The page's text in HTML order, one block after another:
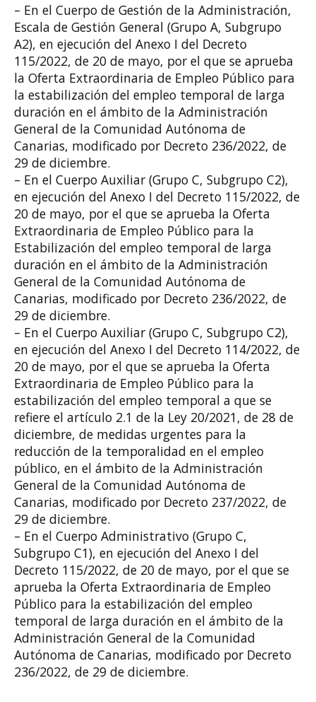
– En el Cuerpo de Gestión de la Administración,
Escala de Gestión General (Grupo A, Subgrupo
A2), en ejecución del Anexo I del Decreto
115/2022, de 20 de mayo, por el que se aprueba
la Oferta Extraordinaria de Empleo Público para
la estabilización del empleo temporal de larga
duración en el ámbito de la Administración
General de la Comunidad Autónoma de
Canarias, modificado por Decreto 236/2022, de
29 de diciembre.
– En el Cuerpo Auxiliar (Grupo C, Subgrupo C2),
en ejecución del Anexo I del Decreto 115/2022, de
20 de mayo, por el que se aprueba la Oferta
Extraordinaria de Empleo Público para la
Estabilización del empleo temporal de larga
duración en el ámbito de la Administración
General de la Comunidad Autónoma de
Canarias, modificado por Decreto 236/2022, de
29 de diciembre.
– En el Cuerpo Auxiliar (Grupo C, Subgrupo C2),
en ejecución del Anexo I del Decreto 114/2022, de
20 de mayo, por el que se aprueba la Oferta
Extraordinaria de Empleo Público para la
estabilización del empleo temporal a que se
refiere el artículo 2.1 de la Ley 20/2021, de 28 de
diciembre, de medidas urgentes para la
reducción de la temporalidad en el empleo
público, en el ámbito de la Administración
General de la Comunidad Autónoma de
Canarias, modificado por Decreto 237/2022, de
29 de diciembre.
– En el Cuerpo Administrativo (Grupo C,
Subgrupo C1), en ejecución del Anexo I del
Decreto 115/2022, de 20 de mayo, por el que se
aprueba la Oferta Extraordinaria de Empleo
Público para la estabilización del empleo
temporal de larga duración en el ámbito de la
Administración General de la Comunidad
Autónoma de Canarias, modificado por Decreto
236/2022, de 29 de diciembre.